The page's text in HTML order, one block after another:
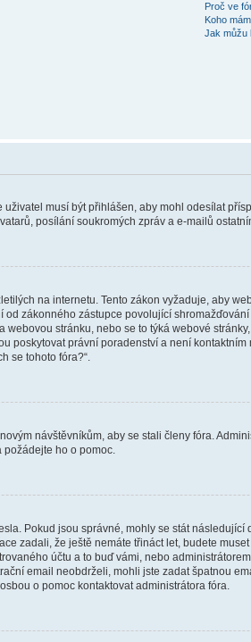
Proč ve
Koho
Jak můžu
musí být přihlášen, aby mohl odesílat
posílání soukromých zpráv a e-mailů
na internetu. Tento zákon vyžaduje, aby
zákonného zástupce povolující
stránku, nebo se to týká webové
poskytovat právní poradenství a není
se tohoto fóra?“.
návštěvníkům, aby se stali členy fóra.
ho o pomoc.
Pokud jsou správné, mohly se stát
zadali, že ještě nemáte třináct let, budete
účtu a to buď vámi, nebo
email neobdrželi, mohli jste zadat špatnou
o pomoc kontaktovat administrátora fóra.